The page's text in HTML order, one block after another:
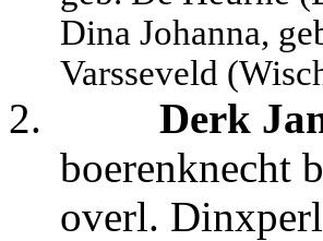
Dina Johanna,
Varsseveld
2.
Derk
boerenknecht
overl.